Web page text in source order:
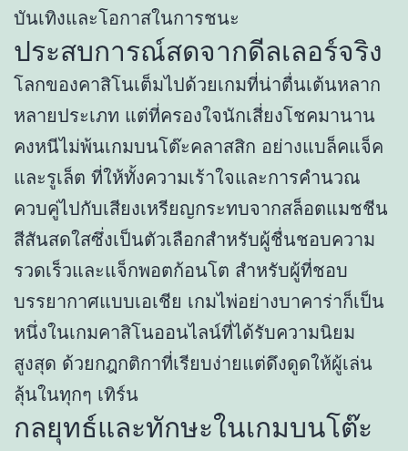
บันเทิงและโอกาสในการชนะ
ประสบการณ์สดจากดีลเลอร์จริง
โลกของคาสิโนเต็มไปด้วยเกมที่น่าตื่นเต้นหลาก
หลายประเภท แต่ที่ครองใจนักเสี่ยงโชคมานาน
คงหนีไม่พ้นเกมบนโต๊ะคลาสสิก อย่างแบล็คแจ็ค
และรูเล็ต ที่ให้ทั้งความเร้าใจและการคำนวณ
ควบคู่ไปกับเสียงเหรียญกระทบจากสล็อตแมชชีน
สีสันสดใสซึ่งเป็นตัวเลือกสำหรับผู้ชื่นชอบความ
รวดเร็วและแจ็กพอตก้อนโต สำหรับผู้ที่ชอบ
บรรยากาศแบบเอเชีย เกมไพ่อย่างบาคาร่าก็เป็น
หนึ่งในเกมคาสิโนออนไลน์ที่ได้รับความนิยม
สูงสุด ด้วยกฎกติกาที่เรียบง่ายแต่ดึงดูดให้ผู้เล่น
ลุ้นในทุกๆ เทิร์น
กลยุทธ์และทักษะในเกมบนโต๊ะ